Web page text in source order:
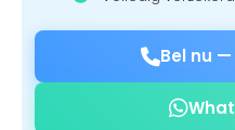
Bel nu —